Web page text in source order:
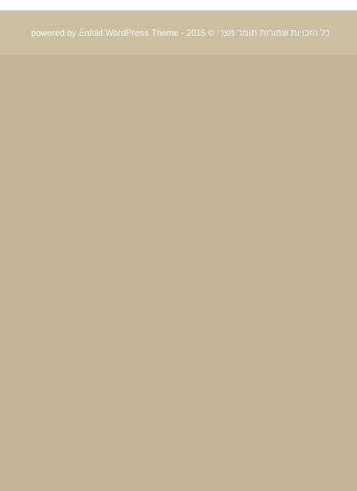
כל הזכויות שמורות תומר מצרי © 2015 - powered by Enfold WordPress Theme